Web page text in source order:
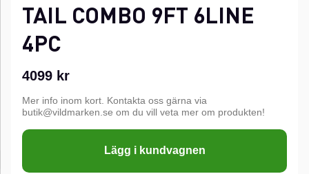
TAIL COMBO 9FT 6LINE
4PC
4099 kr
Mer info inom kort. Kontakta oss gärna via
butik@vildmarken.se om du vill veta mer om produkten!
Lägg i kundvagnen